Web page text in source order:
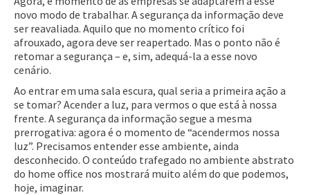
novo modo de trabalhar. A segurança da informação deve
ser reavaliada. Aquilo que no momento crítico foi
afrouxado, agora deve ser reapertado. Mas o ponto não é
retomar a segurança – e, sim, adequá-la a esse novo
cenário.
Ao entrar em uma sala escura, qual seria a primeira ação a
se tomar? Acender a luz, para vermos o que está à nossa
frente. A segurança da informação segue a mesma
prerrogativa: agora é o momento de “acendermos nossa
luz”. Precisamos entender esse ambiente, ainda
desconhecido. O conteúdo trafegado no ambiente abstrato
do home office nos mostrará muito além do que podemos,
hoje, imaginar.